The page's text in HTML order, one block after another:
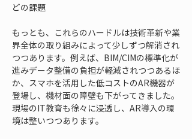
どの課題
もっとも、これらのハードルは技術革新や業
界全体の取り組みによって少しずつ解消され
つつあります。例えば、BIM/CIMの標準化が
進みデータ整備の負担が軽減されつつあるほ
か、スマホを活用した低コストのAR機器が
登場し、機材面の障壁も下がってきました。
現場のIT教育も徐々に浸透し、AR導入の環
境は整いつつあります。